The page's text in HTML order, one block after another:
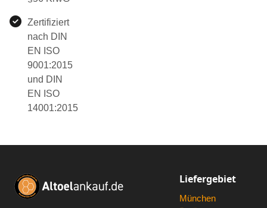
Zertifiziert
nach DIN
EN ISO
9001:2015
und DIN
EN ISO
14001:2015
Liefergebiet
München